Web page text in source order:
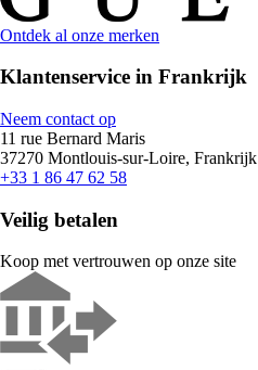
Ontdek al onze merken
Klantenservice in Frankrijk
Neem contact op
11 rue Bernard Maris
37270 Montlouis-sur-Loire, Frankrijk
+33 1 86 47 62 58
Veilig betalen
Koop met vertrouwen op onze site